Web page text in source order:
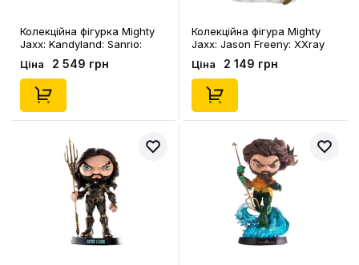
Колекційна фігурка Mighty
Jaxx: Kandyland: Sanrio:
Hello Kitty, (78990)
Ціна 2 549 грн
Колекційна фігура Mighty
Jaxx: Jason Freeny: XXray
Plus: One Piece: Wanted
Series: Monkey D. Luffy,
(278907)
Ціна 2 149 грн